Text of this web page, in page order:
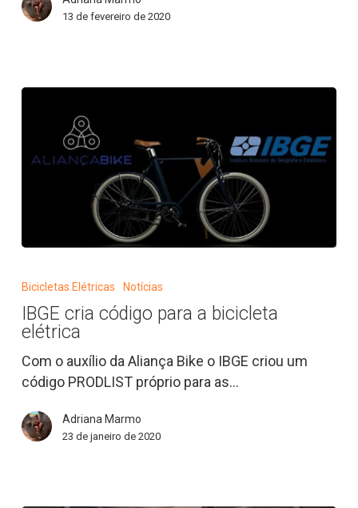
a
ciclologística
13 de fevereiro de 2020
para
a
bicicleta
elétrica
Bicicletas Elétricas Notícias
IBGE cria código para a bicicleta
elétrica
Com o auxílio da Aliança Bike o IBGE criou um
código PRODLIST próprio para as…
Adriana Marmo
23 de janeiro de 2020